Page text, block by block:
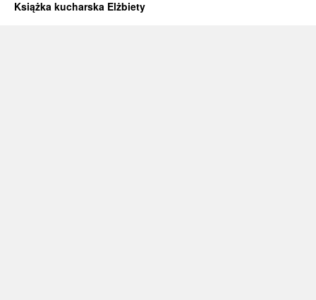
Książka kucharska Elżbiety